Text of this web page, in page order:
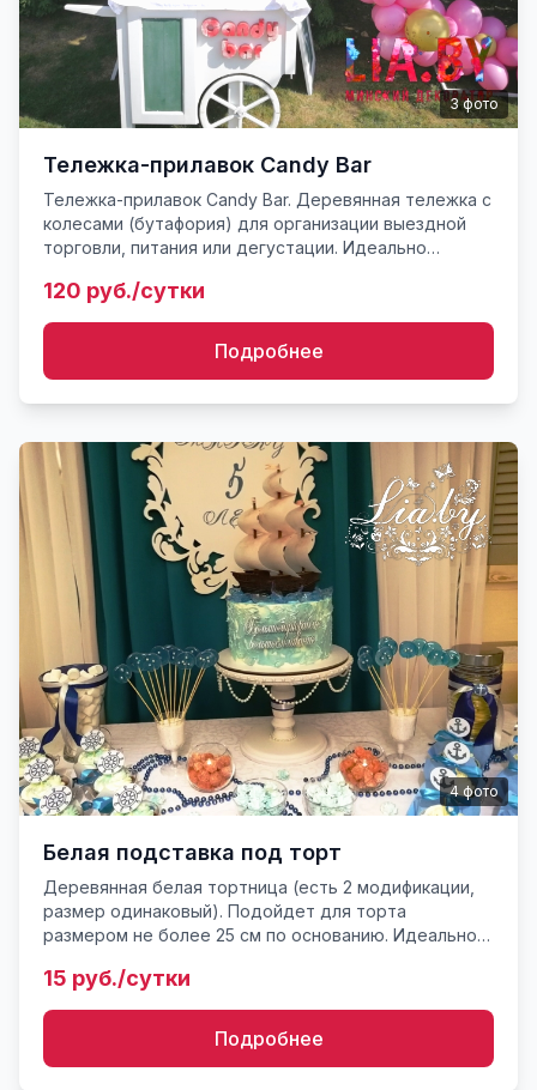
3фото
Тележка-прилавок Candy Bar
Тележка-прилавок Candy Bar. Деревянная тележка с
колесами (бутафория) для организации выездной
торговли, питания или дегустации. Идеально
организации пи...
120 руб./сутки
Подробнее
4фото
Белая подставка под торт
Деревянная белая тортница (есть 2 модификации,
размер одинаковый). Подойдет для торта
размером не более 25 см по основанию. Идеально
15 руб./сутки
Подробнее